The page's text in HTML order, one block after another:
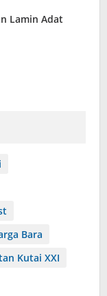
Lamin Adat
Bara
Kutai XXI